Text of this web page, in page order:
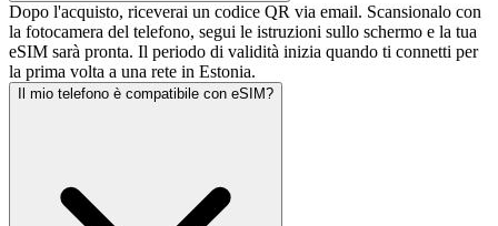
Dopo l'acquisto, riceverai un codice QR via email. Scansionalo con
la fotocamera del telefono, segui le istruzioni sullo schermo e la tua
eSIM sarà pronta. Il periodo di validità inizia quando ti connetti per
la prima volta a una rete in Estonia.
Il mio telefono è compatibile con eSIM?